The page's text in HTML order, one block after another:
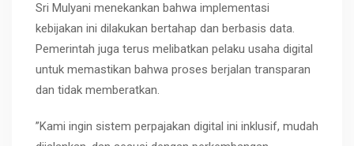
Sri Mulyani menekankan bahwa implementasi
kebijakan ini dilakukan bertahap dan berbasis data.
Pemerintah juga terus melibatkan pelaku usaha digital
untuk memastikan bahwa proses berjalan transparan
dan tidak memberatkan.
”Kami ingin sistem perpajakan digital ini inklusif, mudah